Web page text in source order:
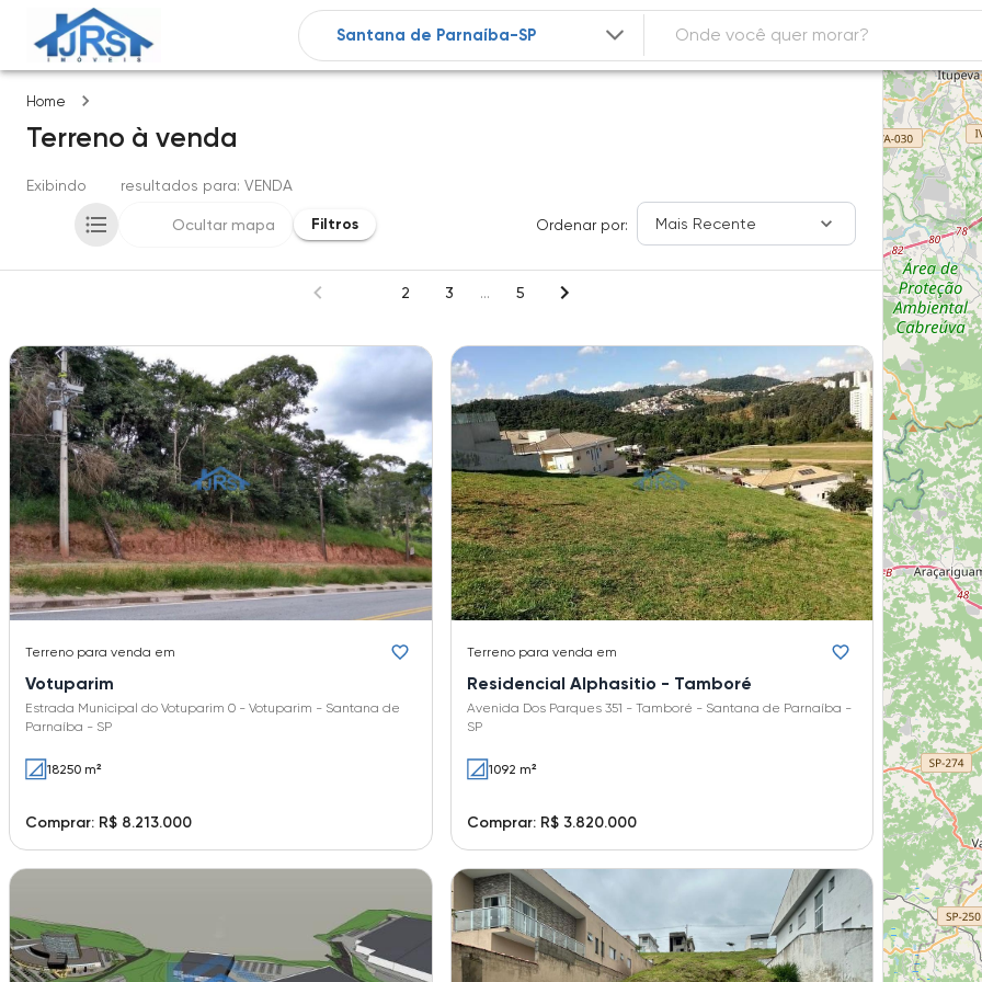
Home
Terreno à venda
Exibindo resultados para: VENDA
Ocultar mapa Filtros Ordenar por: Mais Recente
2 3 ... 5
Terreno para venda em
Votuparim
Estrada Municipal do Votuparim 0 - Votuparim - Santana de
Parnaíba - SP
18250 m²
Comprar: R$ 8.213.000
Terreno para venda em
Residencial Alphasitio - Tamboré
Avenida Dos Parques 351 - Tamboré - Santana de Parnaíba -
SP
1092 m²
Comprar: R$ 3.820.000